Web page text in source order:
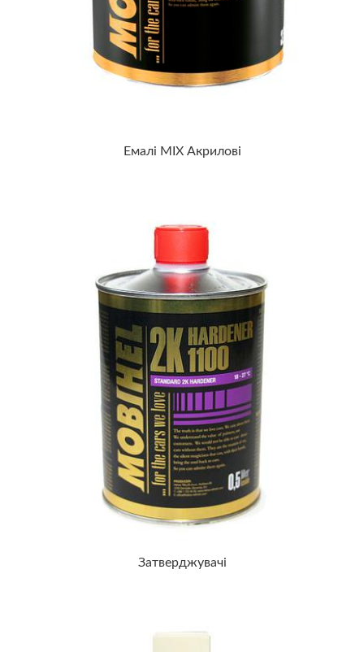
Емалі MIX Акрилові
Затверджувачі